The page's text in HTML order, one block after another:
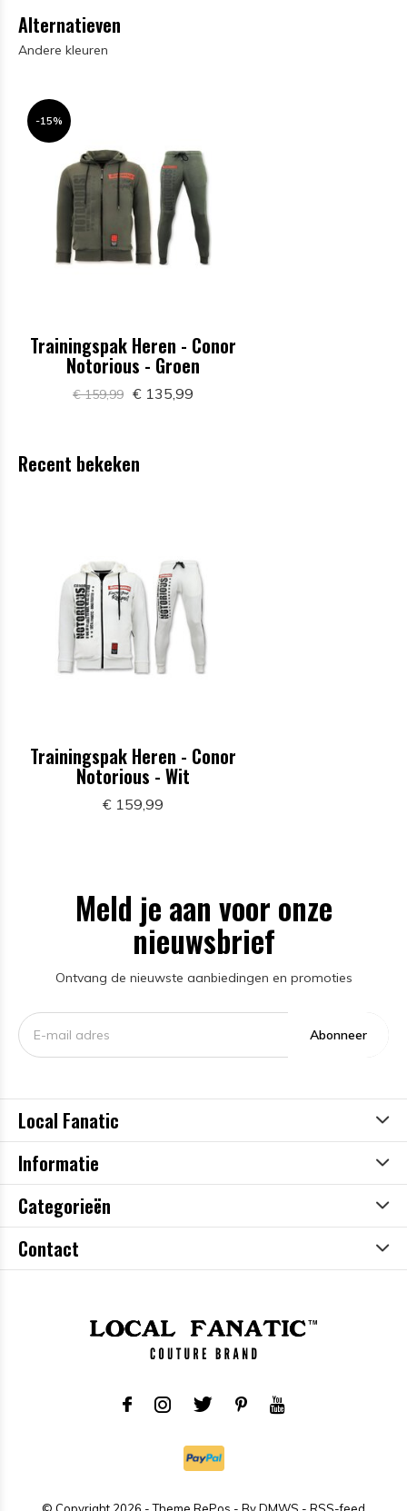
Alternatieven
Andere kleuren
-15%
Trainingspak Heren - Conor
Notorious - Groen
€ 159,99 € 135,99
Recent bekeken
Trainingspak Heren - Conor
Notorious - Wit
€ 159,99
Meld je aan voor onze
nieuwsbrief
Ontvang de nieuwste aanbiedingen en promoties
Abonneer
Local Fanatic
Informatie
Categorieën
Contact
© Copyright 2026 - Theme RePos - ByDMWS - RSS-feed